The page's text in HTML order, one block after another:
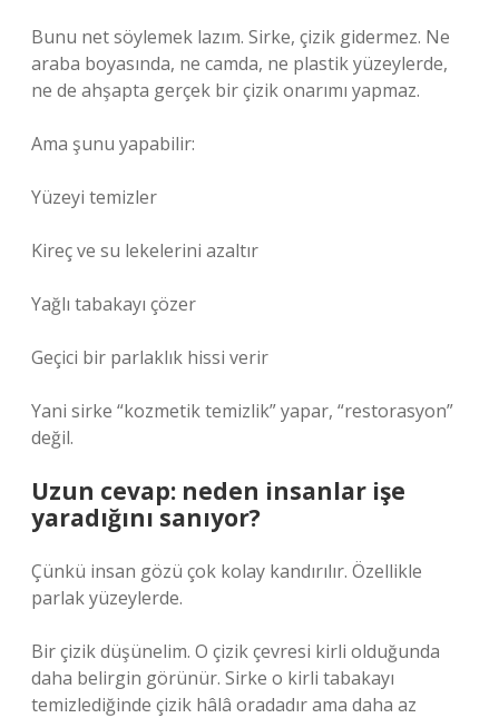
Bunu net söylemek lazım. Sirke, çizik gidermez. Ne
araba boyasında, ne camda, ne plastik yüzeylerde,
ne de ahşapta gerçek bir çizik onarımı yapmaz.
Ama şunu yapabilir:
Yüzeyi temizler
Kireç ve su lekelerini azaltır
Yağlı tabakayı çözer
Geçici bir parlaklık hissi verir
Yani sirke “kozmetik temizlik” yapar, “restorasyon”
değil.
Uzun cevap: neden insanlar işe
yaradığını sanıyor?
Çünkü insan gözü çok kolay kandırılır. Özellikle
parlak yüzeylerde.
Bir çizik düşünelim. O çizik çevresi kirli olduğunda
daha belirgin görünür. Sirke o kirli tabakayı
temizlediğinde çizik hâlâ oradadır ama daha az